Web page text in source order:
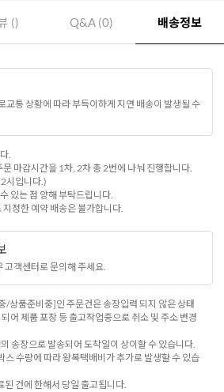
() Q&A (0) 배송정보
교통 상황에 따라 부득이하게 지연 배송이 발생될 수
.
마감시간을 1차, 2차 총 2번에 나눠 진행합니다.
시입니다.)
있는 점 양해 부탁드립니다.
정한 예약 배송은 불가합니다.
고객센터로 문의해 주세요.
/상품준비중]인 주문건은 송장입력 되지 않은 상태
어 제품 포장 등 출고작업중으로 취소 및 주소 변경
송장으로 발송되어 도착일이 상이할 수 있습니다.
스 수량에 따라 왕복택배비가 추가로 발생할 수 있습
된 건에 한해서 당일 출고됩니다.